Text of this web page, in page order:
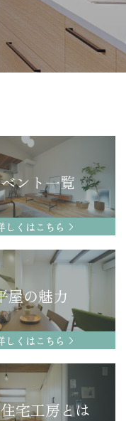
ント一覧
しくはこちら
屋の魅力
しくはこちら
宅工房とは